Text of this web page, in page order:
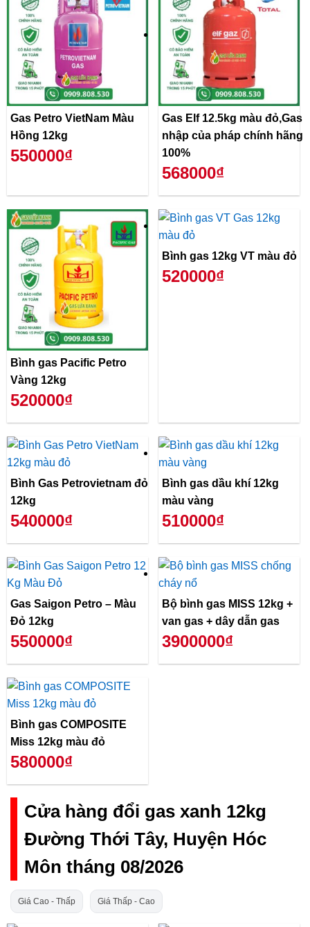
Gas Petro VietNam Màu
Hồng 12kg
550000₫
Gas Elf 12.5kg màu đỏ,Gas
nhập của pháp chính hãng
100%
568000₫
Bình gas Pacific Petro
Vàng 12kg
520000₫
Bình gas 12kg VT màu đỏ
520000₫
Bình Gas Petrovietnam đỏ
12kg
540000₫
Bình gas dầu khí 12kg
màu vàng
510000₫
Gas Saigon Petro – Màu
Đỏ 12kg
550000₫
Bộ bình gas MISS 12kg +
van gas + dây dẫn gas
3900000₫
Bình gas COMPOSITE
Miss 12kg màu đỏ
580000₫
Cửa hàng đổi gas xanh 12kg
Đường Thới Tây, Huyện Hóc
Môn tháng 08/2026
Giá Cao - Thấp Giá Thấp - Cao